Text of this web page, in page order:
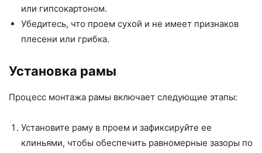
или гипсокартоном.
Убедитесь, что проем сухой и не имеет признаков
плесени или грибка.
Установка рамы
Процесс монтажа рамы включает следующие этапы:
Установите раму в проем и зафиксируйте ее
клиньями, чтобы обеспечить равномерные зазоры по